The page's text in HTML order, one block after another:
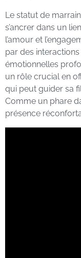
Le statut de
s’ancrer dans un
l’amour et
par des
émotionnelles
un rôle crucial en
qui peut guider sa
Comme un phare
présence